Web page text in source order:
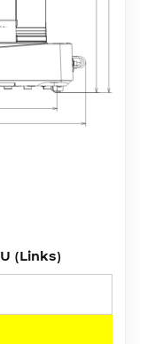
(Links)